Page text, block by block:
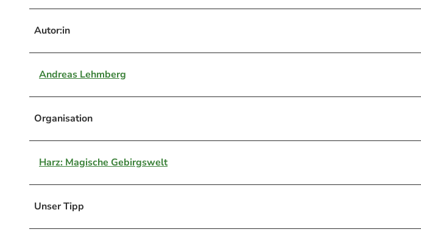
Autor:in
Andreas Lehmberg
Organisation
Harz: Magische Gebirgswelt
Unser Tipp